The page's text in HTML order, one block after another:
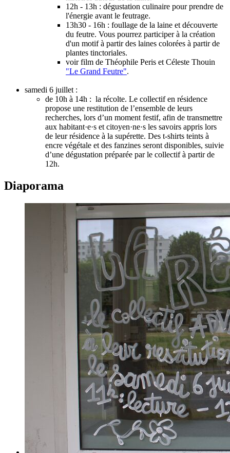
12h - 13h : dégustation culinaire pour prendre de
l'énergie avant le feutrage.
13h30 - 16h : foullage de la laine et découverte
du feutre. Vous pourrez participer à la création
d'un motif à partir des laines colorées à partir de
plantes tinctoriales.
voir film de Théophile Peris et Céleste Thouin
"Le Grand Feutre".
samedi 6 juillet :
de 10h à 14h : la récolte. Le collectif en résidence
propose une restitution de l’ensemble de leurs
recherches, lors d’un moment festif, afin de transmettre
aux habitant·e·s et citoyen·ne·s les savoirs appris lors
de leur résidence à la supérette. Des t-shirts teints à
encre végétale et des fanzines seront disponibles, suivie
d’une dégustation préparée par le collectif à partir de
12h.
Diaporama